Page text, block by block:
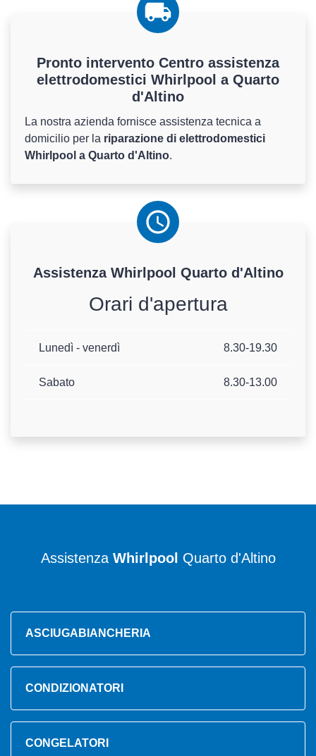
Pronto intervento Centro assistenza
elettrodomestici Whirlpool a Quarto
d'Altino
La nostra azienda fornisce assistenza tecnica a
domicilio per la riparazione di elettrodomestici
Whirlpool a Quarto d'Altino.
Assistenza Whirlpool Quarto d'Altino
Orari d'apertura
Lunedì - venerdì 8.30-19.30
Sabato 8.30-13.00
Assistenza Whirlpool Quarto d'Altino
ASCIUGABIANCHERIA
CONDIZIONATORI
CONGELATORI